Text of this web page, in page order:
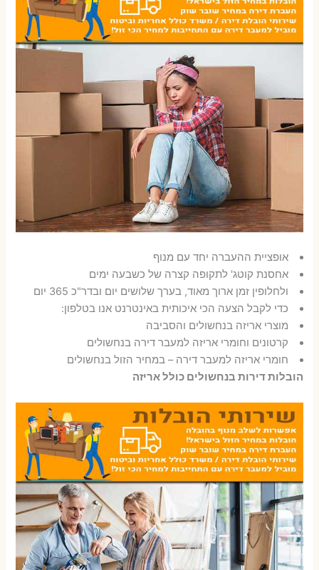
אופציית ההעברה יחד עם מנוף
אחסנת קוטג' לתקופה קצרה של כשבעה ימים
ולחלופין זמן ארוך מאוד, בערך שלושים יום ובדר"כ 365 יום
כדי לקבל הצעה הכי איכותית באינטרנט אנו בטלפון:
מוצרי אריזה בנחשולים והסביבה
קרטונים וחומרי אריזה למעבר דירה בנחשולים
חומרי אריזה למעבר דירה – במחיר הזול בנחשולים
הובלות דירות בנחשולים כולל אריזה